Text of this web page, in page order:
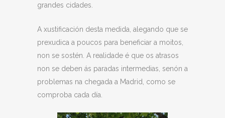
grandes cidades.
A xustificación desta medida, alegando que se
prexudica a poucos para beneficiar a moitos,
non se sostén. A realidade é que os atrasos
non se deben ás paradas intermedias, senón a
problemas na chegada a Madrid, como se
comproba cada día.